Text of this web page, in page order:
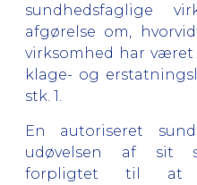
sundhedsfaglige
afgørelse om,
virksomhed har
klage- og
stk. 1.
En autoriseret
udøvelsen af sit
forpligtet til at